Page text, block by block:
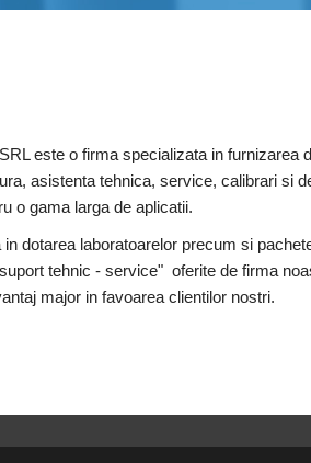
este o firma specializata in furnizarea
asistenta tehnica, service, calibrari si
o gama larga de aplicatii.
in dotarea laboratoarelor precum si
tehnic - service" oferite de firma
major in favoarea clientilor nostri.